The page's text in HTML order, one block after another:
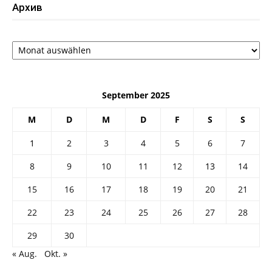
Архив
Архив
September 2025
M D M D F S S
1 2 3 4 5 6
7
8
9 10 11 12 13
14
15
16 17 18 19 20
21
22
23 24 25 26 27
28
29
30
« Aug.
Okt. »